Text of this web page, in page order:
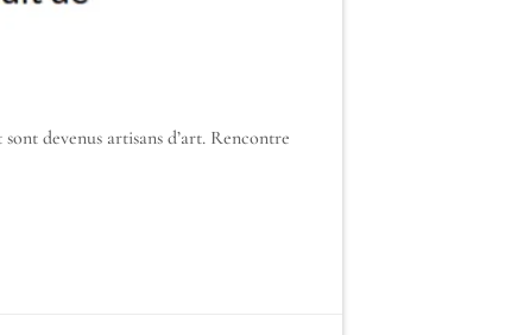
devenus artisans d’art. Rencontre